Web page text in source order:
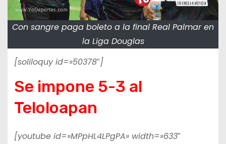
Con sangre paga boleto a la final Real Palmar en
la Liga Douglas
[soliloquy id=»50378″]
Se impone 5-3 al
Teloloapan
[youtube id=»MPpHL4LPgPA» width=»633″